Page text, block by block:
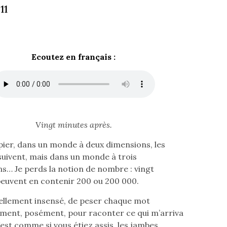
Ecoutez en français :
Vingt minutes après.
dans un monde à deux dimensions, les
mais dans un monde à trois
Je perds la notion de nombre : vingt
en contenir 200 ou 200 000.
insensé, de peser chaque mot
posément, pour raconter ce qui m’arriva
comme si vous étiez assis, les jambes